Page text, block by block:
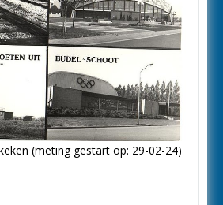
(meting gestart op: 29-02-24)